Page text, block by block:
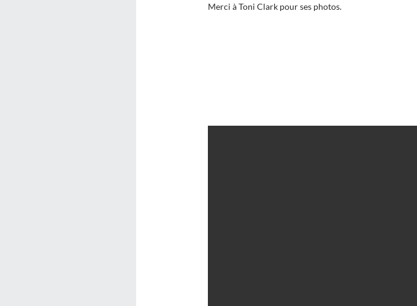
Merci à Toni Clark pour ses photos.